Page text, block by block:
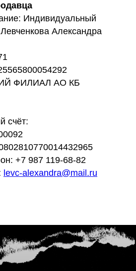
Индивидуальный
Александра
ФИЛИАЛ АО КБ
счёт:
+7 987 119-68-82
levc-alexandra@mail.ru